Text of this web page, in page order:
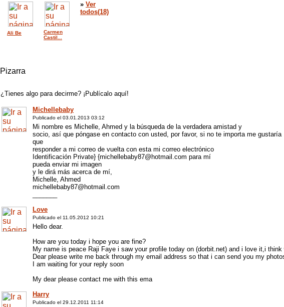
Ali Be
Carmen
Castil...
» Ver
todos(18)
Pizarra
¿Tienes algo para decirme? ¡Publícalo aquí!
Michellebaby
Publicado el 03.01.2013 03:12
Mi nombre es Michelle, Ahmed y la búsqueda de la verdadera amistad y
socio, así que póngase en contacto con usted, por favor, si no te importa me gustaría
que
responder a mi correo de vuelta con esta mi correo electrónico
Identificación Private} {michellebaby87@hotmail.com para mí
pueda enviar mi imagen
y le dirá más acerca de mí,
Michelle, Ahmed
michellebaby87@hotmail.com
Love
Publicado el 11.05.2012 10:21
Hello dear.
How are you today i hope you are fine?
My name is peace Raji Faye i saw your profile today on (dorbit.net) and i love it,i
Dear please write me back through my email address so that i can send you my
I am waiting for your reply soon
My dear please contact me with this ema
Harry
Publicado el 29.12.2011 11:14